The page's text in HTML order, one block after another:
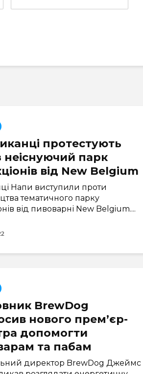
протестують
неіснуючий парк
від New Belgium
Напи виступили проти
тематичного парку
від пивоварні New Belgium....
BrewDog
нового прем’єр-
допомогти
та пабам
директор BrewDog Джеймс